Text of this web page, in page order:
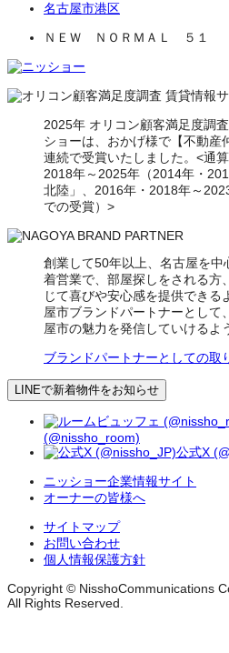
名古屋市港区
ＮＥＷ ＮＯＲＭＡＬ ５１
2025年 オリコン顧客満足度調
ショーは、おかげ様で【不動産
連続で受賞いたしました。<通
2018年～2025年（2014年・
北陸」、2016年・2018年～
での受賞）>
創業して50年以上、名古屋を
着営業で、部屋探しをされる方
じて喜びや安心感を提供でき
屋市ブランドパートナーとして
屋市の魅力を発信していけるよ
ブランドパートナーとしての取
LINEで新着物件をお知らせ
(@nissho_room)
公式X
ニッショー企業情報サイト
オーナーの皆様へ
サイトマップ
お問い合わせ
個人情報保護方針
Copyright © NisshoCommunications
All Rights Reserved.